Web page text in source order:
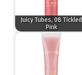
Juicy Tubes, 08 Tickled
Pink